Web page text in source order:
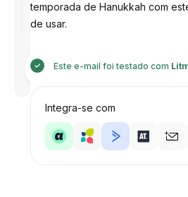
por
temporada de Hanukkah com
de usar.
Este e-mail foi testado com
Integra-se com